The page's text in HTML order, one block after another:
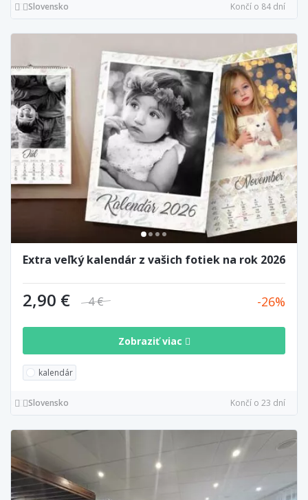
Slovensko
Končí o 84 dní
Extra veľký kalendár z vašich fotiek na rok 2026
2,90 € 4 € 26
Zobraziť viac
kalendár
Slovensko Končí o 23 dní